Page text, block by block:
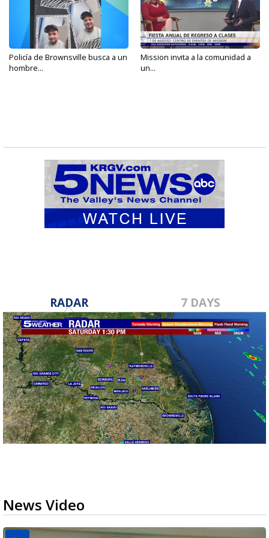
Policía de Brownsville busca a un
hombre...
Mission invita a la comunidad a
un...
RADAR 7 DAYS
News Video